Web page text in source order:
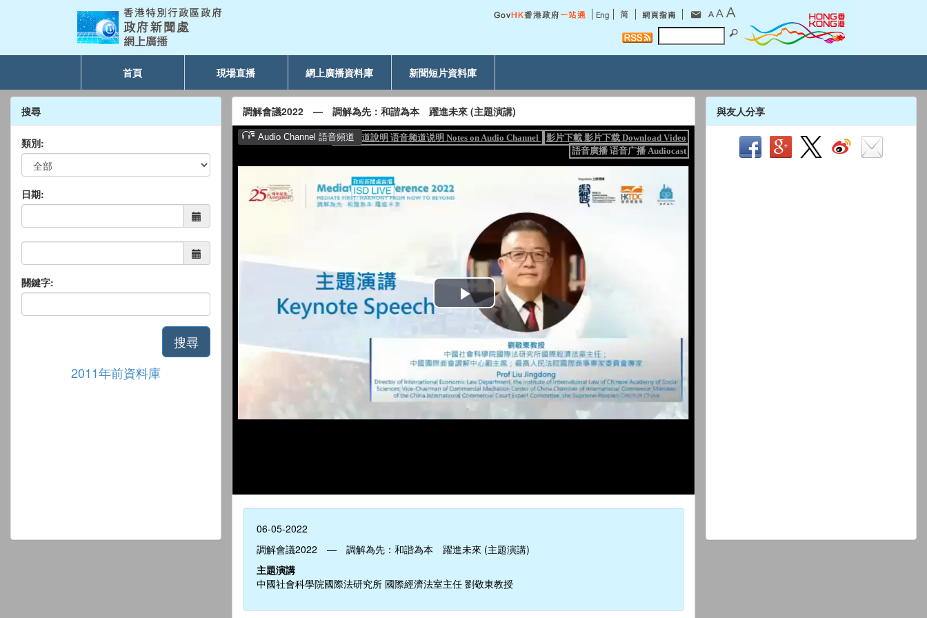
首頁 現場直播 網上廣播資料庫 新聞短片資料庫
搜尋
類別:
日期:
關鍵字:
搜尋
2011年前資料庫
調解會議2022 — 調解為先：和諧為本 躍進未來 (主題演講)
06-05-2022
調解會議2022 — 調解為先：和諧為本 躍進未來 (主題演講)
主題演講
中國社會科學院國際法研究所 國際經濟法室主任 劉敬東教授
與友人分享